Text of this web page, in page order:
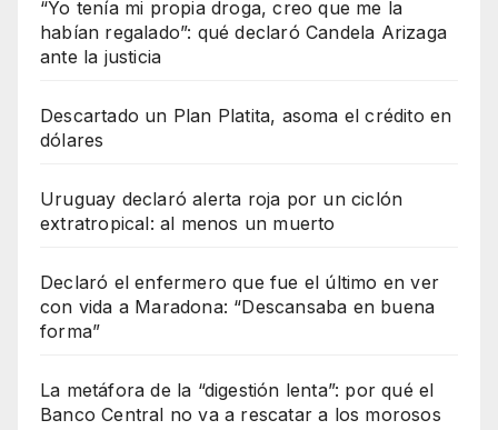
“Yo tenía mi propia droga, creo que me la
habían regalado”: qué declaró Candela Arizaga
ante la justicia
Descartado un Plan Platita, asoma el crédito en
dólares
Uruguay declaró alerta roja por un ciclón
extratropical: al menos un muerto
Declaró el enfermero que fue el último en ver
con vida a Maradona: “Descansaba en buena
forma”
La metáfora de la “digestión lenta”: por qué el
Banco Central no va a rescatar a los morosos